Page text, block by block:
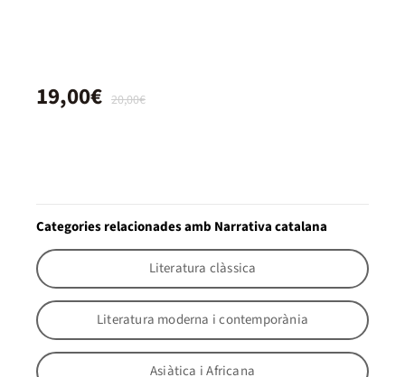
20,00€
19,00€
Categories relacionades amb Narrativa catalana
Literatura clàssica
Literatura moderna i contemporània
Asiàtica i Africana